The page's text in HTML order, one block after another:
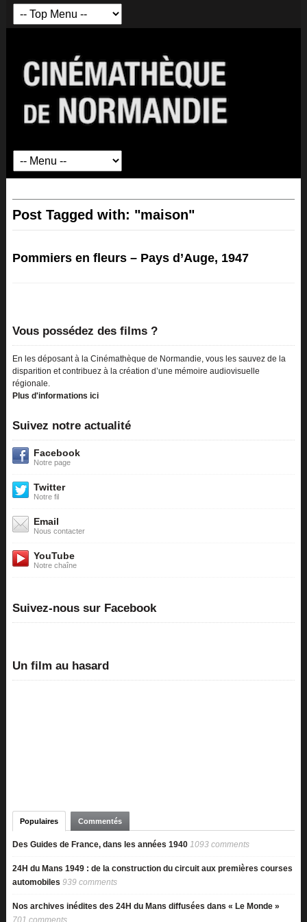
Post Tagged with: "maison"
Pommiers en fleurs – Pays d’Auge, 1947
Vous possédez des films ?
En les déposant à la Cinémathèque de Normandie, vous les sauvez de la
disparition et contribuez à la création d’une mémoire audiovisuelle
régionale.
Plus d'informations ici
Suivez notre actualité
Facebook
Notre page
Twitter
Notre fil
Email
Nous contacter
YouTube
Notre chaîne
Suivez-nous sur Facebook
Un film au hasard
Populaires Commentés
Des Guides de France, dans les années 1940 1093 comments
24H du Mans 1949 : de la construction du circuit aux premières courses
automobiles 939 comments
Nos archives inédites des 24H du Mans diffusées dans « Le Monde »
701 comments